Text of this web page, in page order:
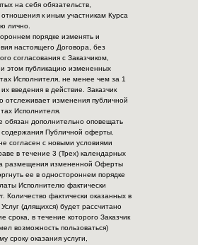
на себя обязательств,
к иным участникам Курса
лично.
порядке изменять и
настоящего Договора, без
согласования с Заказчиком,
этом публикацию измененных
Исполнителя, не менее чем за 1
введения в действие. Заказчик
отслеживает изменения публичной
Исполнителя.
обязан дополнительно оповещать
Публичной оферты.
согласен с новыми условиями
в течение 3 (Трех) календарных
размещения измененной Оферты
ее в одностороннем порядке
Исполнителю фактически
Количество фактически оказанных в
(длящихся) будет рассчитано
срока, в течение которого Заказчик
возможность пользоваться)
сроку оказания услуги,